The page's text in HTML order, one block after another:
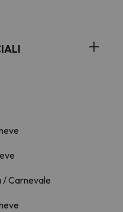
/ Carnevale